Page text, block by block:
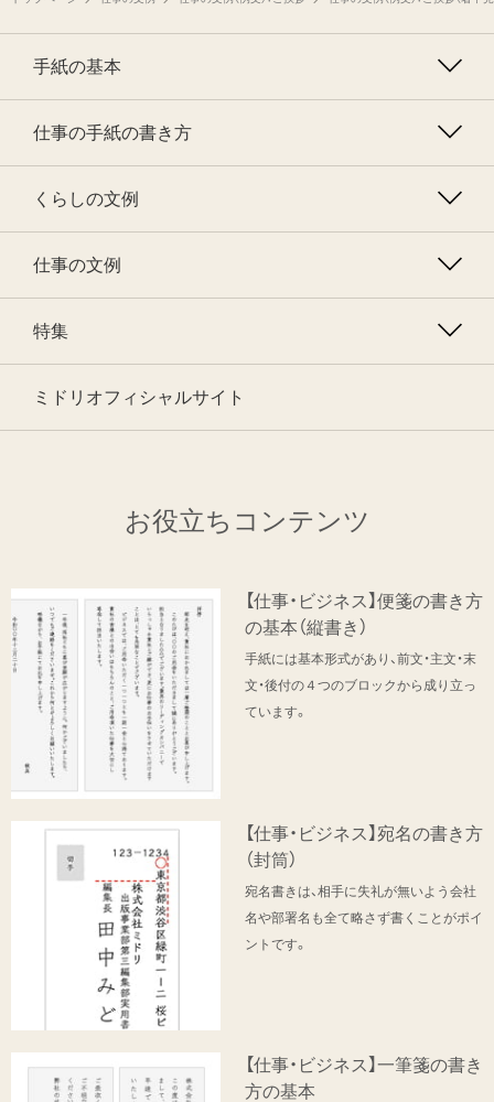
手紙の基本
仕事の手紙の書き方
くらしの文例
仕事の文例
特集
ミドリオフィシャルサイト
お役立ちコンテンツ
【仕事・ビジネス】便箋の書き方
の基本（縦書き）
手紙には基本形式があり、前文・主文・末
文・後付の４つのブロックから成り立っ
ています。
【仕事・ビジネス】宛名の書き方
（封筒）
宛名書きは、相手に失礼が無いよう会社
名や部署名も全て略さず書くことがポイ
ントです。
【仕事・ビジネス】一筆箋の書き
方の基本